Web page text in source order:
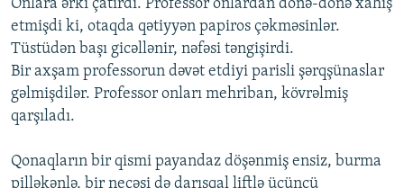
Onlara ərki çatırdı. Professor onlardan dönə-dönə xahiş
etmişdi ki, otaqda qətiyyən papiros çəkməsinlər.
Tüstüdən başı gicəllənir, nəfəsi təngişirdi.
Bir axşam professorun dəvət etdiyi parisli şərqşünaslar
gəlmişdilər. Professor onları mehriban, kövrəlmiş
qarşıladı.
Qonaqların bir qismi payandaz döşənmiş ensiz, burma
pilləkənlə, bir neçəsi də darısqal liftlə üçüncü